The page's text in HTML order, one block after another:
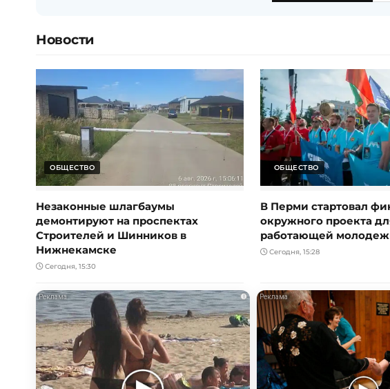
Новости
ОБЩЕСТВО
Незаконные шлагбаумы
демонтируют на проспектах
Строителей и Шинников в
Нижнекамске
Сегодня, 15:30
ОБЩЕСТВО
В Перми стартовал
окружного проекта
работающей
Сегодня, 15:28
i